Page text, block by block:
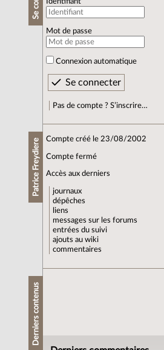
Mot de passe
Connexion automatique
Pas de compte ? S’inscrire…
Patrice Freydiere Compte créé le 23/08/2002
Compte fermé
Accès aux derniers
journaux
dépêches
liens
messages sur les forums
entrées du suivi
ajouts au wiki
commentaires
Derniers contenus